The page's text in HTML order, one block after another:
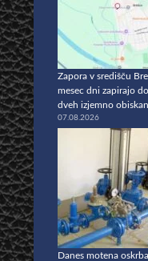
Zapora v središču
mesec dni zapirajo
dveh izjemno
07.08.2026
Danes motena